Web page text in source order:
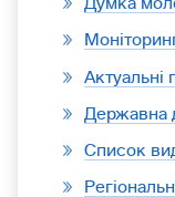
Актуальні
Державна
Список